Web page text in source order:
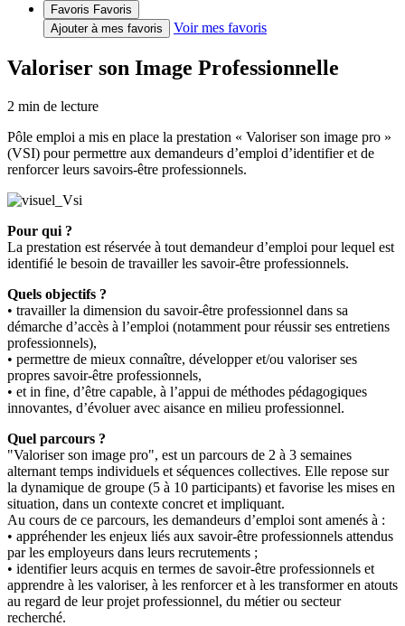
Favoris Favoris
Ajouter à mes favoris
Voir mes favoris
Valoriser son Image Professionnelle
2 min de lecture
Pôle emploi a mis en place la prestation « Valoriser son image pro »
(VSI) pour permettre aux demandeurs d’emploi d’identifier et de
renforcer leurs savoirs-être professionnels.
Pour qui ?
La prestation est réservée à tout demandeur d’emploi pour lequel est
identifié le besoin de travailler les savoir-être professionnels.
Quels objectifs ?
• travailler la dimension du savoir-être professionnel dans sa
démarche d’accès à l’emploi (notamment pour réussir ses entretiens
professionnels),
• permettre de mieux connaître, développer et/ou valoriser ses
propres savoir-être professionnels,
• et in fine, d’être capable, à l’appui de méthodes pédagogiques
innovantes, d’évoluer avec aisance en milieu professionnel.
Quel parcours ?
"Valoriser son image pro", est un parcours de 2 à 3 semaines
alternant temps individuels et séquences collectives. Elle repose sur
la dynamique de groupe (5 à 10 participants) et favorise les mises en
situation, dans un contexte concret et impliquant.
Au cours de ce parcours, les demandeurs d’emploi sont amenés à :
• appréhender les enjeux liés aux savoir-être professionnels attendus
par les employeurs dans leurs recrutements ;
• identifier leurs acquis en termes de savoir-être professionnels et
apprendre à les valoriser, à les renforcer et à les transformer en atouts
au regard de leur projet professionnel, du métier ou secteur
recherché.